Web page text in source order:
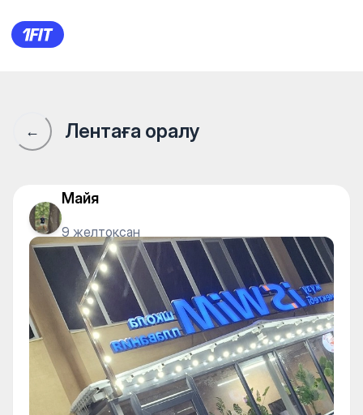
iSwim Zhumabayeva — Gym
← Лентаға оралу
Майя
9 желтоқсан